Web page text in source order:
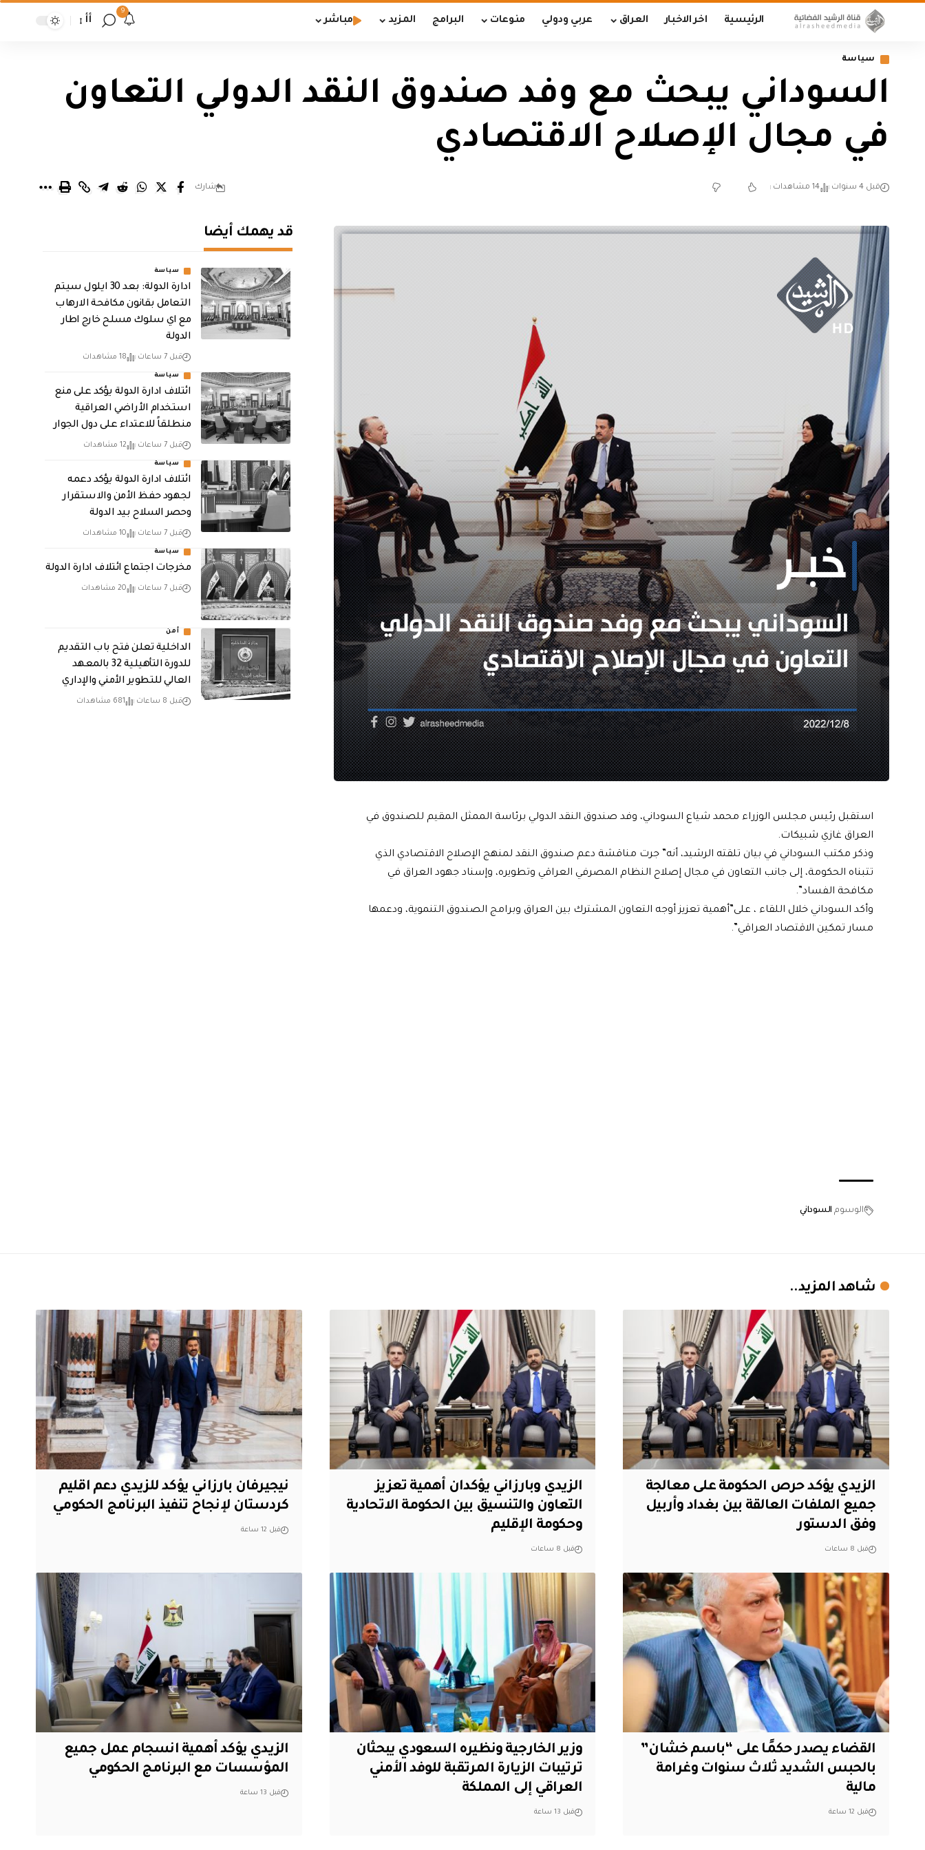
الرئيسية اخر الاخبار العراق عربي ودولي منوعات البرامج المزيد مباشر
9
أأ
سياسة
السوداني يبحث مع وفد صندوق النقد الدولي التعاون
في مجال الإصلاح الاقتصادي
قبل 4 سنوات 14 مشاهدات شارك
استقبل رئيس مجلس الوزراء محمد شياع السوداني، وفد صندوق النقد الدولي برئاسة الممثل المقيم للصندوق في
العراق غازي شبيكات.
وذكر مكتب السوداني في بيان تلقته الرشيد، أنه” جرت مناقشة دعم صندوق النقد لمنهج الإصلاح الاقتصادي الذي
تتبناه الحكومة، إلى جانب التعاون في مجال إصلاح النظام المصرفي العراقي وتطويره، وإسناد جهود العراق في
مكافحة الفساد”.
وأكد السوداني خلال اللقاء ، على”أهمية تعزيز أوجه التعاون المشترك بين العراق وبرامج الصندوق التنموية، ودعمها
مسار تمكين الاقتصاد العراقي”.
الوسوم السوداني
قد يهمك أيضا
سياسة
ادارة الدولة: بعد 30 ايلول سيتم
التعامل بقانون مكافحة الارهاب
مع اي سلوك مسلح خارج اطار
الدولة
قبل 7 ساعات 18 مشاهدات
سياسة
ائتلاف ادارة الدولة يؤكد على منع
استخدام الأراضي العراقية
منطلقاً للاعتداء على دول الجوار
قبل 7 ساعات 12 مشاهدات
سياسة
ائتلاف ادارة الدولة يؤكد دعمه
لجهود حفظ الأمن والاستقرار
وحصر السلاح بيد الدولة
قبل 7 ساعات 10 مشاهدات
سياسة
مخرجات اجتماع ائتلاف ادارة الدولة
قبل 7 ساعات 20 مشاهدات
أمن
الداخلية تعلن فتح باب التقديم
للدورة التأهيلية 32 بالمعهد
العالي للتطوير الأمني والإداري
قبل 8 ساعات 681 مشاهدات
شاهد المزيد..
الزيدي يؤكد حرص الحكومة على معالجة
جميع الملفات العالقة بين بغداد وأربيل
وفق الدستور
قبل 8 ساعات
الزيدي وبارزاني يؤكدان أهمية تعزيز
التعاون والتنسيق بين الحكومة الاتحادية
وحكومة الإقليم
قبل 8 ساعات
نيجيرفان بارزاني يؤكد للزيدي دعم اقليم
‏كردستان لإنجاح تنفيذ البرنامج الحكومي
قبل 12 ساعة
القضاء يصدر حكمًا على “باسم خشان”
بالحبس الشديد ثلاث سنوات وغرامة
مالية
قبل 12 ساعة
وزير الخارجية ونظيره السعودي يبحثان
ترتيبات الزيارة المرتقبة للوفد الأمني
العراقي إلى المملكة
قبل 13 ساعة
الزيدي يؤكد أهمية انسجام عمل جميع
المؤسسات مع البرنامج الحكومي
قبل 13 ساعة